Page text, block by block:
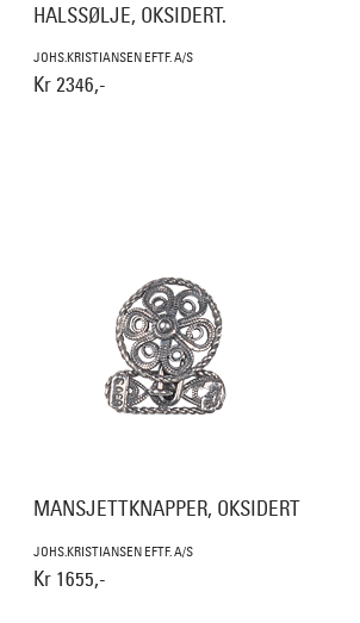
HALSSØLJE, OKSIDERT.
JOHS.KRISTIANSEN EFTF. A/S
Kr 2346,-
MANSJETTKNAPPER, OKSIDERT
JOHS.KRISTIANSEN EFTF. A/S
Kr 1655,-